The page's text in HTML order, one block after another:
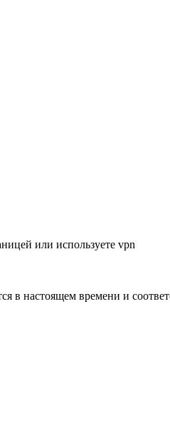
или используете vpn
в настоящем времени и